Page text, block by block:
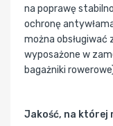
na poprawę
ochronę
można obsługiwać
wyposażone w
bagażniki
Jakość, na której